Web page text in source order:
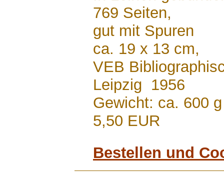
769 Seiten,
gut mit Spuren
ca. 19 x 13 cm,
VEB
Leipzig 1956
Gewicht: ca. 600 g
5,50 EUR
Bestellen und